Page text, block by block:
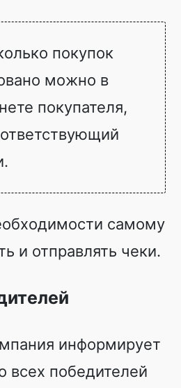
покупок
можно в
покупателя,
самому
и отправлять чеки.
информирует
всех победителей